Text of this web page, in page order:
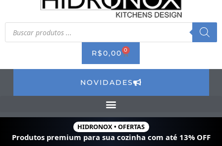
Pesquisar
produtos
R$0,00 0 CART
NOVIDADES
HIDRONOX • OFERTAS
Produtos premium para sua cozinha com até 13% OFF